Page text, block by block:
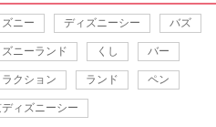
ニー ディズニーシー バズ
ニーランド くし バー
ラクション ランド ペン
ィズニーシー